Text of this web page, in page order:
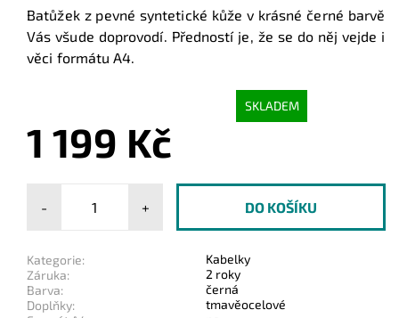
Batůžek z pevné syntetické kůže v krásné černé barvě
Vás všude doprovodí. Předností je, že se do něj vejde i
věci formátu A4.
SKLADEM
1 199 Kč
- +
Kategorie:
Kabelky
Záruka:
2 roky
Barva:
černá
Doplňky:
tmavěocelové